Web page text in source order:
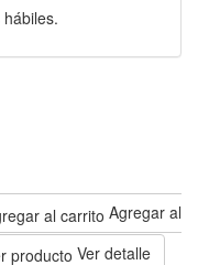
Agregar al
Ver detalle